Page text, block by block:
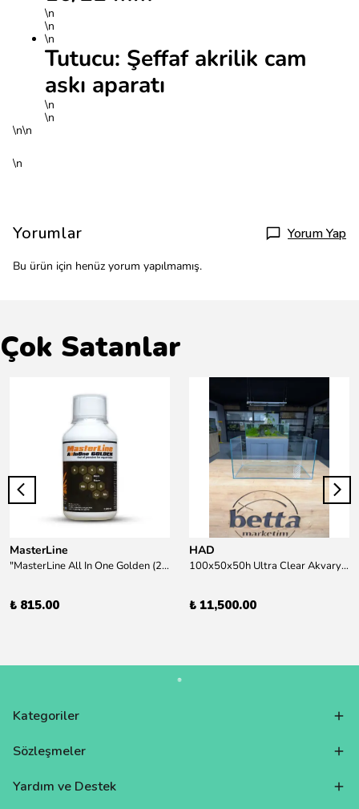
\n
\n
\n
Tutucu: Şeffaf akrilik cam
askı aparatı
\n
\n
\n\n
\n
Yorumlar Yorum Yap
Bu ürün için henüz yorum yapılmamış.
Çok Satanlar
MasterLine
"MasterLine All In One Golden (200 ml) Daha yüksek zorluk derecesine sahip bitkiler için Özel formül Tam Besin "
₺ 815.00
HAD
100x50x50h Ultra Clear Akvaryum 10mm 90derece Birleşim /Sadece Otobüs Kargosu ile Gönderim Yapılır !
₺ 11,500.00
Kategoriler
Sözleşmeler
Yardım ve Destek